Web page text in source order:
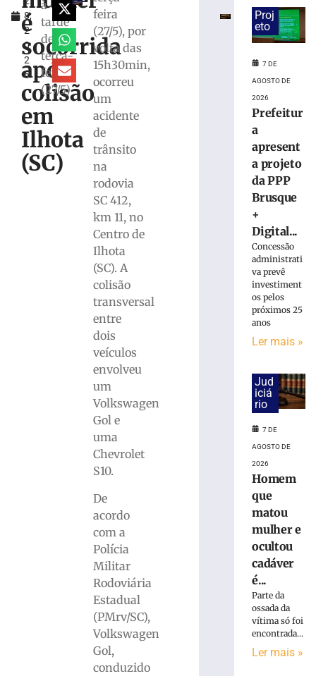
8,
2
0
2
5
é
socorrida
após
colisão
em
Ilhota
(SC)
à
tarde
desta
terça-
feira
(27/5)
feira
(27/5), por
volta das
15h30min,
ocorreu
um
acidente
de
trânsito
na
rodovia
SC 412,
km 11, no
Centro de
Ilhota
(SC). A
colisão
transversal
entre
dois
veículos
envolveu
um
Volkswagen
Gol e
uma
Chevrolet
S10.
De
acordo
com a
Polícia
Militar
Rodoviária
Estadual
(PMrv/SC),
Volkswagen
Gol,
conduzido
mulher
e
ocultou
condenado
prisão
parcialmente
mangue
Proj
eto
7 DE
AGOSTO DE
2026
Prefeitur
a
apresent
a projeto
da PPP
Brusque
+
Digital...
Concessão
administrati
va prevê
investiment
os pelos
próximos 25
anos
Ler mais »
Jud
iciá
rio
7 DE
AGOSTO DE
2026
Homem
que
matou
mulher e
ocultou
cadáver
é...
Parte da
ossada da
vítima só foi
encontrada...
Ler mais »